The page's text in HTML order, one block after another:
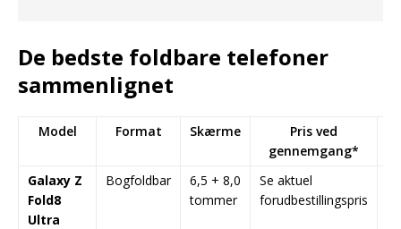
De bedste foldbare telefoner
sammenlignet
Model Format Skærme
Pris ved
gennemgang*
Galaxy Z
Fold8
Ultra
Bogfoldbar
6,5 + 8,0
tommer
Se aktuel
forudbestillingspris